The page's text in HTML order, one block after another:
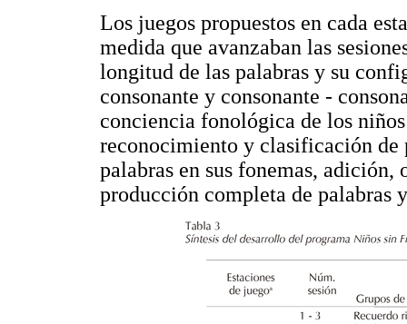
Los juegos propuestos en cada
medida que avanzaban las
longitud de las palabras y su
consonante y consonante -
conciencia fonológica de los
reconocimiento y clasificación de
palabras en sus fonemas,
producción completa de palabras